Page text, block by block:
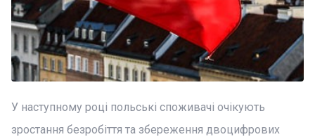
У наступному році польські споживачі очікують
зростання безробіття та збереження двоцифрових